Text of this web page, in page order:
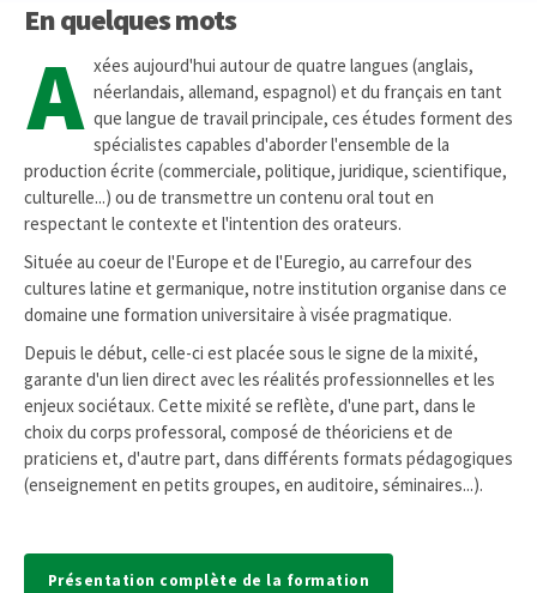
En quelques mots
A xées aujourd'hui autour de quatre langues (anglais,
néerlandais, allemand, espagnol) et du français en tant
que langue de travail principale, ces études forment des
spécialistes capables d'aborder l'ensemble de la
production écrite (commerciale, politique, juridique, scientifique,
culturelle...) ou de transmettre un contenu oral tout en
respectant le contexte et l'intention des orateurs.
Située au coeur de l'Europe et de l'Euregio, au carrefour des
cultures latine et germanique, notre institution organise dans ce
domaine une formation universitaire à visée pragmatique.
Depuis le début, celle-ci est placée sous le signe de la mixité,
garante d'un lien direct avec les réalités professionnelles et les
enjeux sociétaux. Cette mixité se reflète, d'une part, dans le
choix du corps professoral, composé de théoriciens et de
praticiens et, d'autre part, dans différents formats pédagogiques
(enseignement en petits groupes, en auditoire, séminaires...).
Présentation complète de la formation